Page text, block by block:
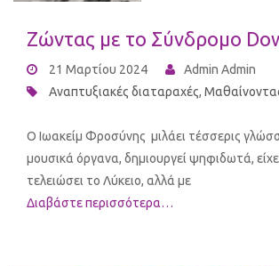
Ζώντας με το Σύνδρομο
21 Μαρτίου 2024
Admin Admin
Αναπτυξιακές διαταραχές,
Ο Ιωακείμ Φροσύνης μιλάει τέσσερις
μουσικά όργανα, δημιουργεί ψηφιδωτά,
τελειώσει το Λύκειο, αλλά με
Διαβάστε περισσότερα…